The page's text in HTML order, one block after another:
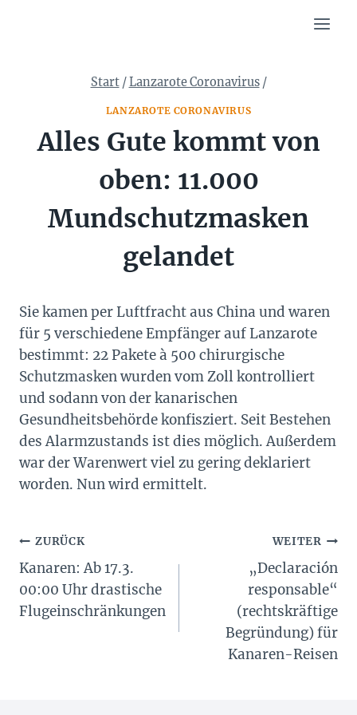
Start /Lanzarote Coronavirus /
LANZAROTE CORONAVIRUS
Alles Gute kommt von
oben: 11.000
Mundschutzmasken
gelandet
Sie kamen per Luftfracht aus China und waren
für 5 verschiedene Empfänger auf Lanzarote
bestimmt: 22 Pakete à 500 chirurgische
Schutzmasken wurden vom Zoll kontrolliert
und sodann von der kanarischen
Gesundheitsbehörde konfisziert. Seit Bestehen
des Alarmzustands ist dies möglich. Außerdem
war der Warenwert viel zu gering deklariert
worden. Nun wird ermittelt.
Beitragsnavigation
ZURÜCK
Kanaren: Ab 17.3.
00:00 Uhr drastische
Flugeinschränkungen
WEITER
„Declaración
responsable“
(rechtskräftige
Begründung) für
Kanaren-Reisen